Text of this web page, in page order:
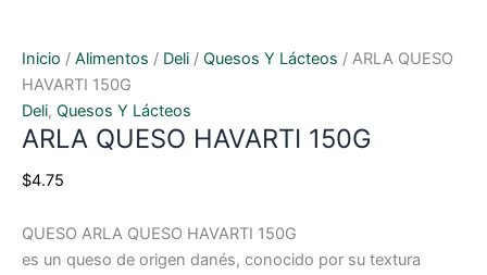
Inicio / Alimentos / Deli / Quesos Y Lácteos / ARLA QUESO
HAVARTI 150G
Deli, Quesos Y Lácteos
ARLA QUESO HAVARTI 150G
$4.75
QUESO ARLA QUESO HAVARTI 150G
es un queso de origen danés, conocido por su textura